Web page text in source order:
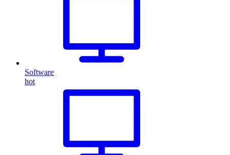
Software
hot